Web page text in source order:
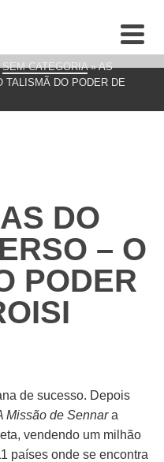
SEM CATEGORIA » AS
TALISMÃ DO PODER DE
DO
– O
PODER
de sucesso. Depois
Missão de Sennara
vendendo um milhão
países onde se encontra